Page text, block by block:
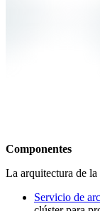
Componentes
La arquitectura de la
Servicio de